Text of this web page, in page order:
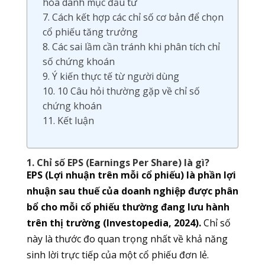
7. Cách kết hợp các chỉ số cơ bản để chọn
cổ phiếu tăng trưởng
8. Các sai lầm cần tránh khi phân tích chỉ
số chứng khoán
9. Ý kiến thực tế từ người dùng
10. 10 Câu hỏi thường gặp về chỉ số
chứng khoán
11. Kết luận
1. Chỉ số EPS (Earnings Per Share) là gì?
EPS (Lợi nhuận trên mỗi cổ phiếu) là phần lợi
nhuận sau thuế của doanh nghiệp được phân
bổ cho mỗi cổ phiếu thường đang lưu hành
trên thị trường (Investopedia, 2024).Chỉ số
này là thước đo quan trọng nhất về khả năng
sinh lời trực tiếp của một cổ phiếu đơn lẻ.